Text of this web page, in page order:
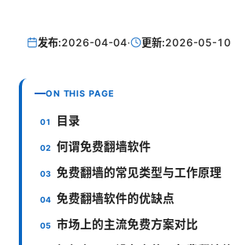
发布:2026-04-04· 更新:2026-05-10
ON THIS PAGE
目录
何谓免费翻墙软件
免费翻墙的常见类型与工作原理
免费翻墙软件的优缺点
市场上的主流免费方案对比